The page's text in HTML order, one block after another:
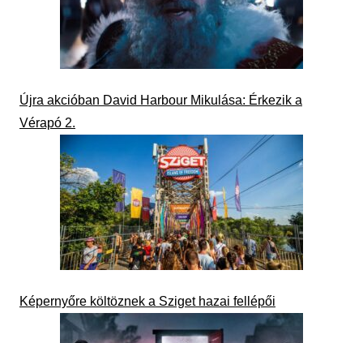
Újra akcióban David Harbour Mikulása: Érkezik a
Vérapó 2.
Képernyőre költöznek a Sziget hazai fellépői